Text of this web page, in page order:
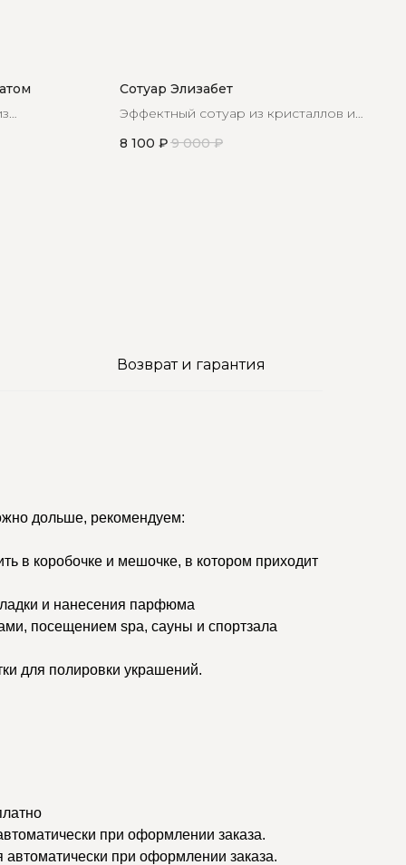
Сотуар Элизабет
Эффектный сотуар из кристаллов и
8 100 ₽ 9 000 ₽
Возврат и гарантия
дольше, рекомендуем:
в коробочке и мешочке, в котором приходит
и нанесения парфюма
посещением spa, сауны и спортзала
для полировки украшений.
при оформлении заказа.
при оформлении заказа.